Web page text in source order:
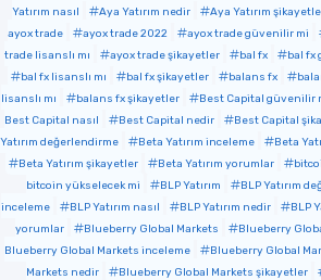
Yatırım nasıl
Aya Yatırım nedir Aya Yatırım
ayox trade
ayox trade 2022 ayox trade güvenilir mi
trade lisanslı mı
ayox trade şikayetler bal fx bal fx
bal fx lisanslı mı
bal fx şikayetler balans fx
lisanslı mı
balans fx şikayetler Best Capital güvenilir
Best Capital nasıl
Best Capital nedir Best Capital
Yatırım değerlendirme
Beta Yatırım inceleme Beta
Beta Yatırım şikayetler
Beta Yatırım yorumlar
bitcoin yükselecek mi
BLP Yatırım BLP Yatırım
inceleme
BLP Yatırım nasıl BLP Yatırım nedir BLP
yorumlar
Blueberry Global Markets
Blueberry
Blueberry Global Markets inceleme
Blueberry Global
Markets nedir
Blueberry Global Markets şikayetler